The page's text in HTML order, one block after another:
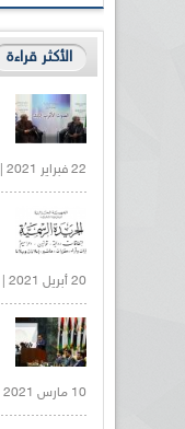
الأكثر قراءة
22 فبراير 2021 |
20 أبريل 2021 |
10 مارس 2021 |